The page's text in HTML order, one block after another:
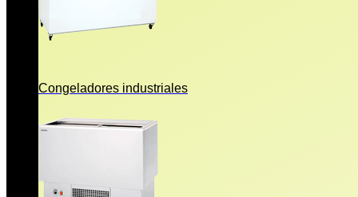
Congeladores industriales